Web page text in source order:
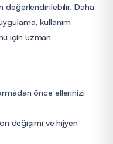
değerlendirilebilir. Daha
kullanım
için uzman
önce ellerinizi
değişimi ve hijyen